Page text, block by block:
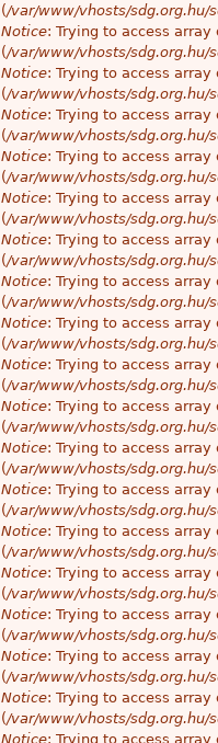
(/var/www/vhosts/sdg.org.hu/
Notice: Trying to access
(/var/www/vhosts/sdg.org.hu/
Notice: Trying to access
(/var/www/vhosts/sdg.org.hu/
Notice: Trying to access
(/var/www/vhosts/sdg.org.hu/
Notice: Trying to access
(/var/www/vhosts/sdg.org.hu/
Notice: Trying to access
(/var/www/vhosts/sdg.org.hu/
Notice: Trying to access
(/var/www/vhosts/sdg.org.hu/
Notice: Trying to access
(/var/www/vhosts/sdg.org.hu/
Notice: Trying to access
(/var/www/vhosts/sdg.org.hu/
Notice: Trying to access
(/var/www/vhosts/sdg.org.hu/
Notice: Trying to access
(/var/www/vhosts/sdg.org.hu/
Notice: Trying to access
(/var/www/vhosts/sdg.org.hu/
Notice: Trying to access
(/var/www/vhosts/sdg.org.hu/
Notice: Trying to access
(/var/www/vhosts/sdg.org.hu/
Notice: Trying to access
(/var/www/vhosts/sdg.org.hu/
Notice: Trying to access
(/var/www/vhosts/sdg.org.hu/
Notice: Trying to access
(/var/www/vhosts/sdg.org.hu/
Notice: Trying to access
(/var/www/vhosts/sdg.org.hu/
Notice: Trying to access